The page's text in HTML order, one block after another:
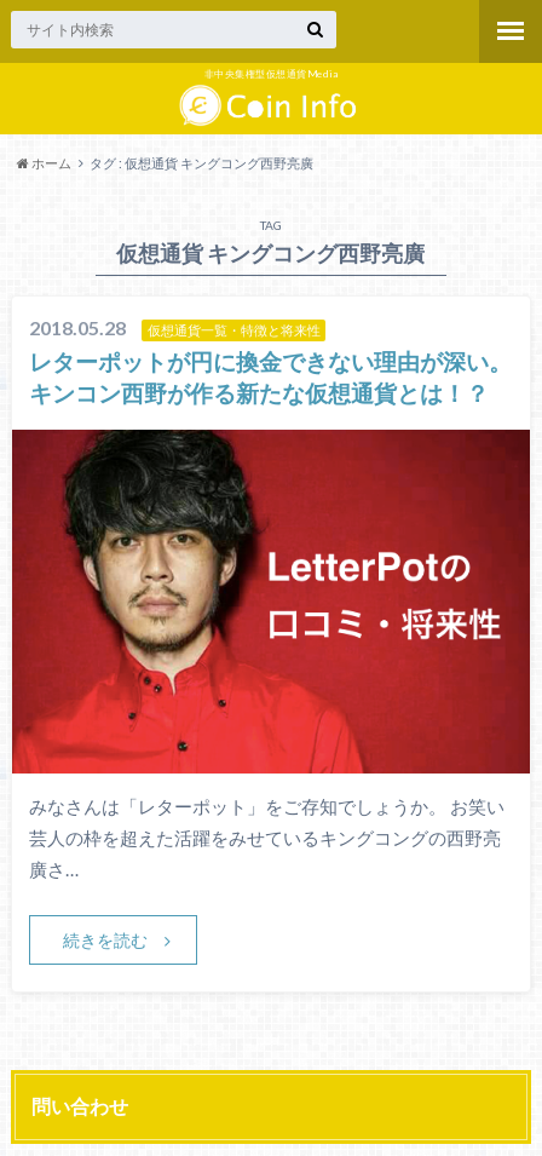
非中央集権型仮想通貨Media
ホーム タグ : 仮想通貨 キングコング西野亮廣
TAG
仮想通貨 キングコング西野亮廣
2018.05.28 仮想通貨一覧・特徴と将来性
レターポットが円に換金できない理由が深い。
キンコン西野が作る新たな仮想通貨とは！？
みなさんは「レターポット」をご存知でしょうか。 お笑い
芸人の枠を超えた活躍をみせているキングコングの西野亮
廣さ…
続きを読む
問い合わせ